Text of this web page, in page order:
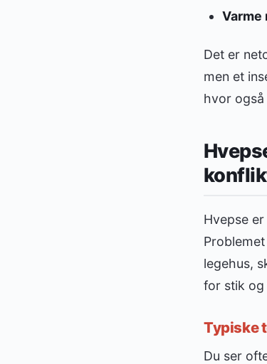
Varme
Det er
men et
hvor
Hvepse
legehus,
for stik og
Typiske
Du ser